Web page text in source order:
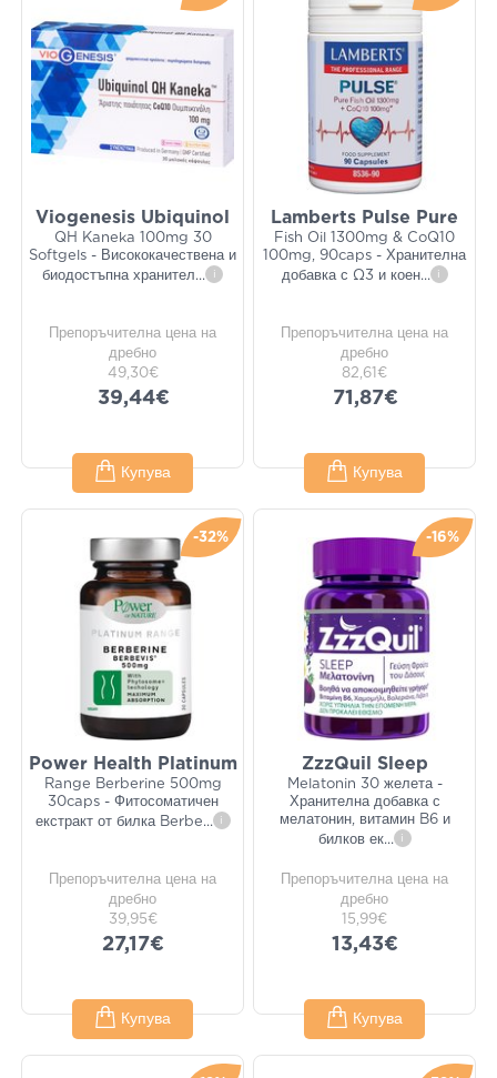
Viogenesis Ubiquinol
QH Kaneka 100mg 30
Softgels - Висококачествена и
биодостъпна хранител... i
Препоръчителна цена на
дребно
49,30€
39,44€
Купува
Lamberts Pulse Pure
Fish Oil 1300mg & CoQ10
100mg, 90caps - Хранителна
добавка с Ω3 и коен... i
Препоръчителна цена на
дребно
82,61€
71,87€
Купува
-32%
Power Health Platinum
Range Berberine 500mg
30caps - Фитосоматичен
екстракт от билка Berbe... i
Препоръчителна цена на
дребно
39,95€
27,17€
Купува
-16%
ZzzQuil Sleep
Melatonin 30 желета -
Хранителна добавка с
мелатонин, витамин B6 и
билков ек... i
Препоръчителна цена на
дребно
15,99€
13,43€
Купува